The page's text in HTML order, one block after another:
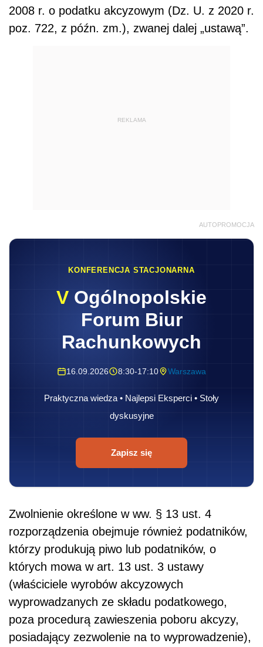
2008 r. o podatku akcyzowym (Dz. U. z 2020 r.
poz. 722, z późn. zm.), zwanej dalej „ustawą”.
REKLAMA
AUTOPROMOCJA
KONFERENCJA STACJONARNA
V Ogólnopolskie
Forum Biur
Rachunkowych
16.09.2026 8:30-17:10 Warszawa
Praktyczna wiedza • Najlepsi Eksperci • Stoły
dyskusyjne
Zapisz się
Zwolnienie określone w ww. § 13 ust. 4
rozporządzenia obejmuje również podatników,
którzy produkują piwo lub podatników, o
których mowa w art. 13 ust. 3 ustawy
(właściciele wyrobów akcyzowych
wyprowadzanych ze składu podatkowego,
poza procedurą zawieszenia poboru akcyzy,
posiadający zezwolenie na to wyprowadzenie),